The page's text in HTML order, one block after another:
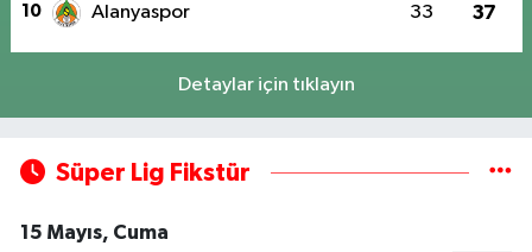
10 Alanyaspor 33 37
Detaylar için tıklayın
Süper Lig Fikstür
15 Mayıs, Cuma